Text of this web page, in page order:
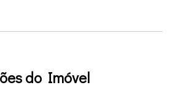
do Imóvel